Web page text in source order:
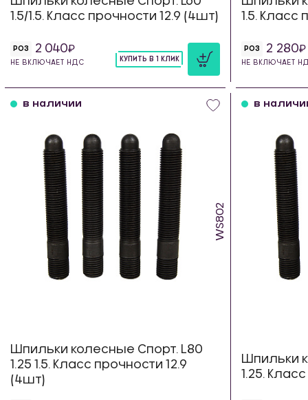
1.5/1.5. Класс прочности 12.9 (4шт)
РОЗ 2 040
НЕ ВКЛЮЧАЕТ НДС КУПИТЬ В 1 КЛИК
1.5. Класс
РОЗ 2 280
НЕ ВКЛЮЧАЕТ
WS802
в наличии
Шпильки колесные Спорт. L80
1.25 1.5. Класс прочности 12.9
(4шт)
в
Шпильки
1.25.